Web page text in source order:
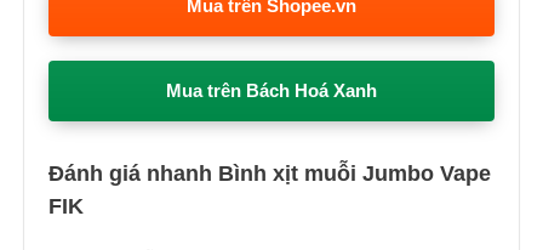
Mua trên Shopee.vn
Mua trên Bách Hoá Xanh
Đánh giá nhanh Bình xịt muỗi Jumbo Vape
FIK